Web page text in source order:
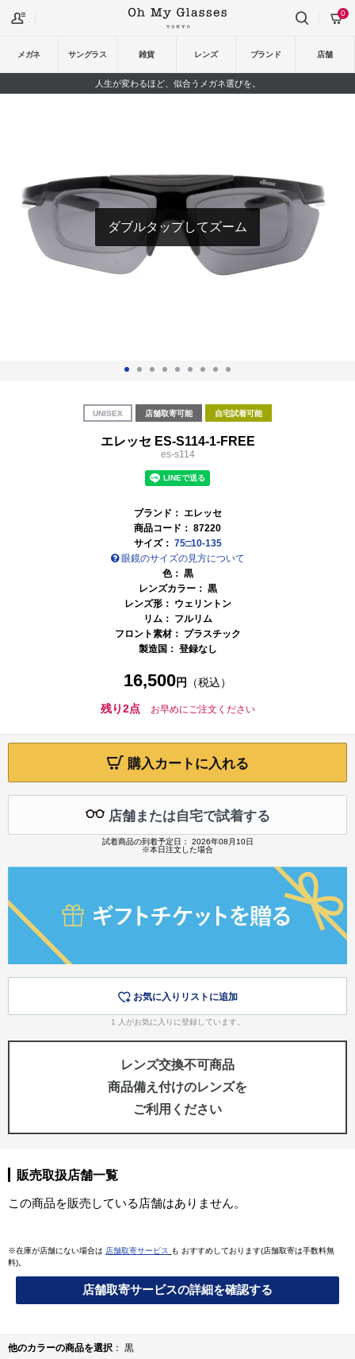
メガネ サングラス 雑貨 レンズ ブランド 店舗
0
人生が変わるほど、似合うメガネ選びを。
ダブルタップしてズーム
UNISEX 店舗取寄可能 自宅試着可能
エレッセ ES-S114-1-FREE
es-s114
ブランド： エレッセ
商品コード： 87220
サイズ： 75□10-135
眼鏡のサイズの見方について
色： 黒
レンズカラー： 黒
レンズ形： ウェリントン
リム： フルリム
フロント素材： プラスチック
製造国： 登録なし
16,500円 （税込）
残り2点 お早めにご注文ください
購入カートに入れる
店舗または自宅で試着する
試着商品の到着予定日： 2026年08月10日
※本日注文した場合
お気に入りリストに追加
1 人がお気に入りに登録しています。
レンズ交換不可商品
商品備え付けのレンズを
ご利用ください
販売取扱店舗一覧
この商品を販売している店舗はありません。
※在庫が店舗にない場合は 店舗取寄サービス
も おすすめしております(店舗取寄は手数料無
料)。
店舗取寄サービスの詳細を確認する
他のカラーの商品を選択 黒